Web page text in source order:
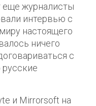
еще журналисты
интервью с
настоящего
ничего
с
и Mirrorsoft на